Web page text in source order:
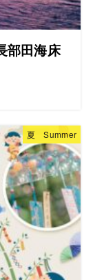
部田海床
夏 Summer